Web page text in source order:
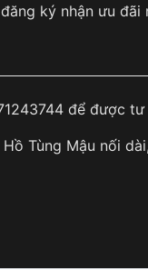
ký nhận ưu đãi
để được tư
Tùng Mậu nối